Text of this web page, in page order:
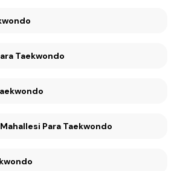
Taekwondo
Para Taekwondo